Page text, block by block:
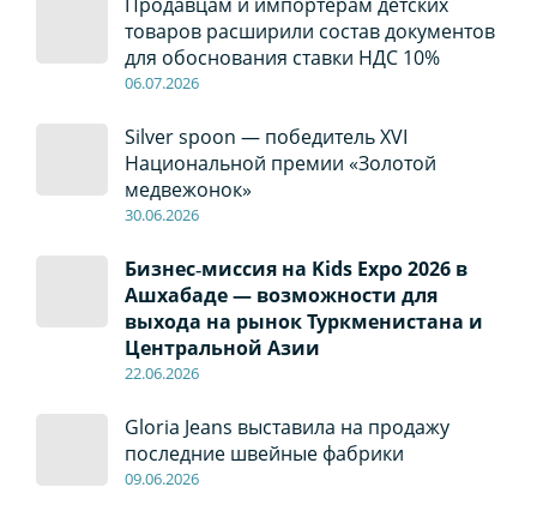
товаров расширили состав документов
для обоснования ставки НДС 10%
06.07.2026
Silver spoon — победитель XVI
Национальной премии «Золотой
медвежонок»
30.06.2026
Бизнес‑миссия на Kids Expo 2026 в
Ашхабаде — возможности для
выхода на рынок Туркменистана и
Центральной Азии
22.06.2026
Gloria Jeans выставила на продажу
последние швейные фабрики
09.06.2026